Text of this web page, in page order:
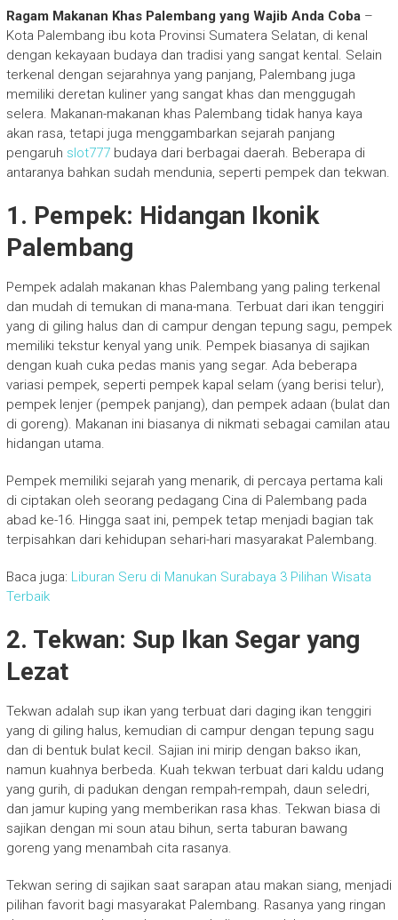
Ragam Makanan Khas Palembang yang Wajib Anda Coba–
Kota Palembang ibu kota Provinsi Sumatera Selatan, di kenal
dengan kekayaan budaya dan tradisi yang sangat kental. Selain
terkenal dengan sejarahnya yang panjang, Palembang juga
memiliki deretan kuliner yang sangat khas dan menggugah
selera. Makanan-makanan khas Palembang tidak hanya kaya
akan rasa, tetapi juga menggambarkan sejarah panjang
pengaruh slot777budaya dari berbagai daerah. Beberapa di
antaranya bahkan sudah mendunia, seperti pempek dan tekwan.
1. Pempek: Hidangan Ikonik
Palembang
Pempek adalah makanan khas Palembang yang paling terkenal
dan mudah di temukan di mana-mana. Terbuat dari ikan tenggiri
yang di giling halus dan di campur dengan tepung sagu, pempek
memiliki tekstur kenyal yang unik. Pempek biasanya di sajikan
dengan kuah cuka pedas manis yang segar. Ada beberapa
variasi pempek, seperti pempek kapal selam (yang berisi telur),
pempek lenjer (pempek panjang), dan pempek adaan (bulat dan
di goreng). Makanan ini biasanya di nikmati sebagai camilan atau
hidangan utama.
Pempek memiliki sejarah yang menarik, di percaya pertama kali
di ciptakan oleh seorang pedagang Cina di Palembang pada
abad ke-16. Hingga saat ini, pempek tetap menjadi bagian tak
terpisahkan dari kehidupan sehari-hari masyarakat Palembang.
Baca juga: Liburan Seru di Manukan Surabaya 3 Pilihan Wisata
Terbaik
2. Tekwan: Sup Ikan Segar yang
Lezat
Tekwan adalah sup ikan yang terbuat dari daging ikan tenggiri
yang di giling halus, kemudian di campur dengan tepung sagu
dan di bentuk bulat kecil. Sajian ini mirip dengan bakso ikan,
namun kuahnya berbeda. Kuah tekwan terbuat dari kaldu udang
yang gurih, di padukan dengan rempah-rempah, daun seledri,
dan jamur kuping yang memberikan rasa khas. Tekwan biasa di
sajikan dengan mi soun atau bihun, serta taburan bawang
goreng yang menambah cita rasanya.
Tekwan sering di sajikan saat sarapan atau makan siang, menjadi
pilihan favorit bagi masyarakat Palembang. Rasanya yang ringan